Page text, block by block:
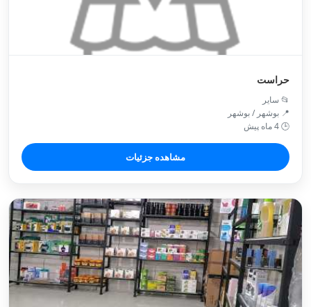
حراست
📂 سایر
📍 بوشهر / بوشهر
🕒 4 ماه پیش
مشاهده جزئیات